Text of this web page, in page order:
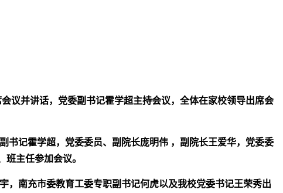
议并讲话，党委副书记霍学超主持会议，全体在家校领导出席会
书记霍学超，党委委员、副院长庞明伟 ，副院长王爱华，党委委
主任参加会议。
，南充市委教育工委专职副书记何虎以及我校党委书记王荣秀出